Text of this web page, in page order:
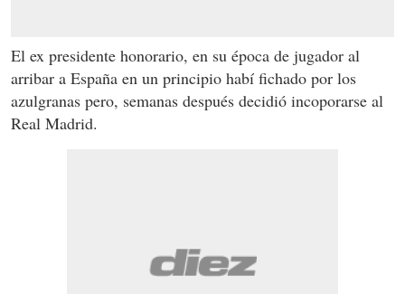
El ex presidente honorario, en su época de jugador al
arribar a España en un principio habí fichado por los
azulgranas pero, semanas después decidió incoporarse al
Real Madrid.